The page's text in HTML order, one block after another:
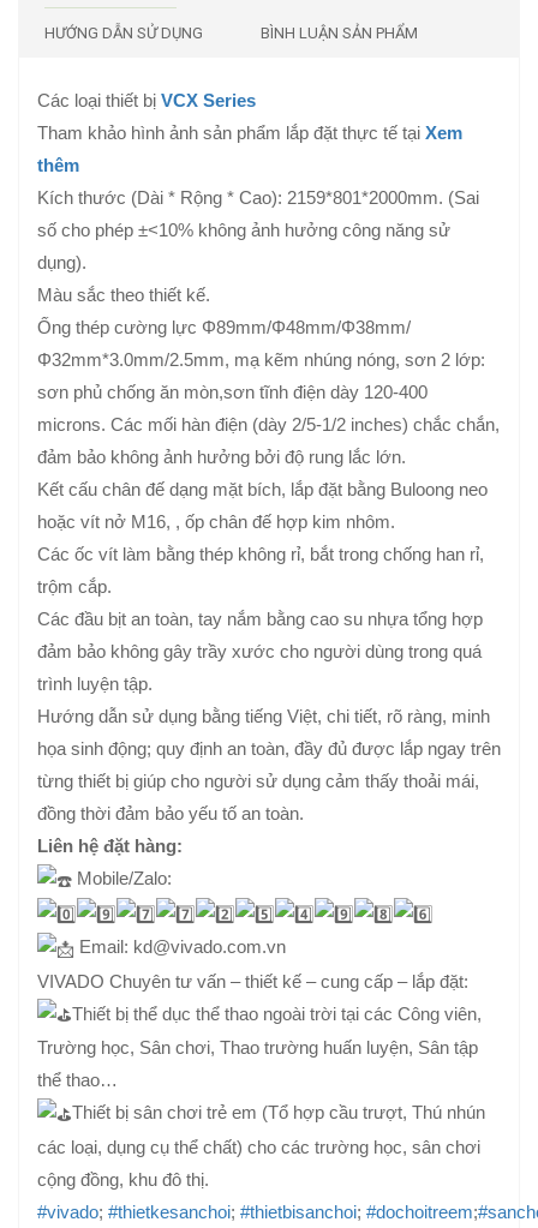
HƯỚNG DẪN SỬ DỤNG BÌNH LUẬN SẢN PHẨM
Các loại thiết bị VCX Series
Tham khảo hình ảnh sản phẩm lắp đặt thực tế tại Xem
thêm
Kích thước (Dài * Rộng * Cao): 2159*801*2000mm. (Sai
số cho phép ±<10% không ảnh hưởng công năng sử
dụng).
Màu sắc theo thiết kế.
Ống thép cường lực Φ89mm/Φ48mm/Φ38mm/
Φ32mm*3.0mm/2.5mm, mạ kẽm nhúng nóng, sơn 2 lớp:
sơn phủ chống ăn mòn,sơn tĩnh điện dày 120-400
microns. Các mối hàn điện (dày 2/5-1/2 inches) chắc chắn,
đảm bảo không ảnh hưởng bởi độ rung lắc lớn.
Kết cấu chân đế dạng mặt bích, lắp đặt bằng Buloong neo
hoặc vít nở M16, , ốp chân đế hợp kim nhôm.
Các ốc vít làm bằng thép không rỉ, bắt trong chống han rỉ,
trộm cắp.
Các đầu bịt an toàn, tay nắm bằng cao su nhựa tổng hợp
đảm bảo không gây trầy xước cho người dùng trong quá
trình luyện tập.
Hướng dẫn sử dụng bằng tiếng Việt, chi tiết, rõ ràng, minh
họa sinh động; quy định an toàn, đầy đủ được lắp ngay trên
từng thiết bị giúp cho người sử dụng cảm thấy thoải mái,
đồng thời đảm bảo yếu tố an toàn.
Liên hệ đặt hàng:
Mobile/Zalo:
Email: kd@vivado.com.vn
VIVADO Chuyên tư vấn – thiết kế – cung cấp – lắp đặt:
Thiết bị thể dục thể thao ngoài trời tại các Công viên,
Trường học, Sân chơi, Thao trường huấn luyện, Sân tập
thể thao…
Thiết bị sân chơi trẻ em (Tổ hợp cầu trượt, Thú nhún
các loại, dụng cụ thể chất) cho các trường học, sân chơi
cộng đồng, khu đô thị.
#vivado; #thietkesanchoi; #thietbisanchoi; #dochoitreem;